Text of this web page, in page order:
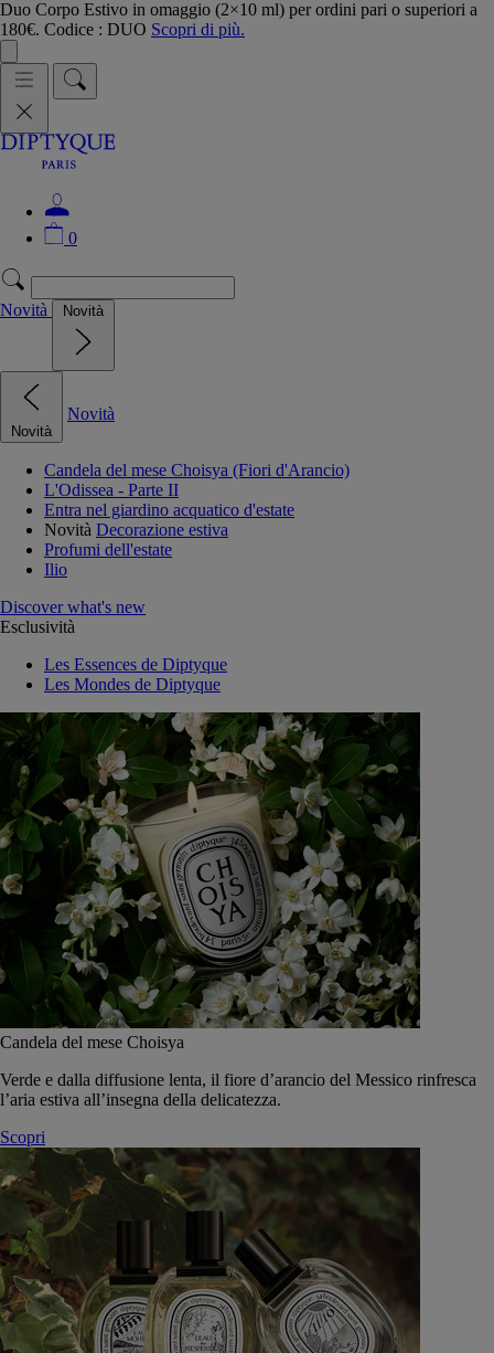
Duo Corpo Estivo in omaggio (2×10 ml) per ordini pari o superiori a
180€. Codice : DUO Scopri di più.
0
Novità Novità
Novità
Novità
Candela del mese Choisya (Fiori d'Arancio)
L'Odissea - Parte II
Entra nel giardino acquatico d'estate
Novità Decorazione estiva
Profumi dell'estate
Ilio
Discover what's new
Esclusività
Les Essences de Diptyque
Les Mondes de Diptyque
Candela del mese Choisya
Verde e dalla diffusione lenta, il fiore d’arancio del Messico rinfresca
l’aria estiva all’insegna della delicatezza.
Scopri